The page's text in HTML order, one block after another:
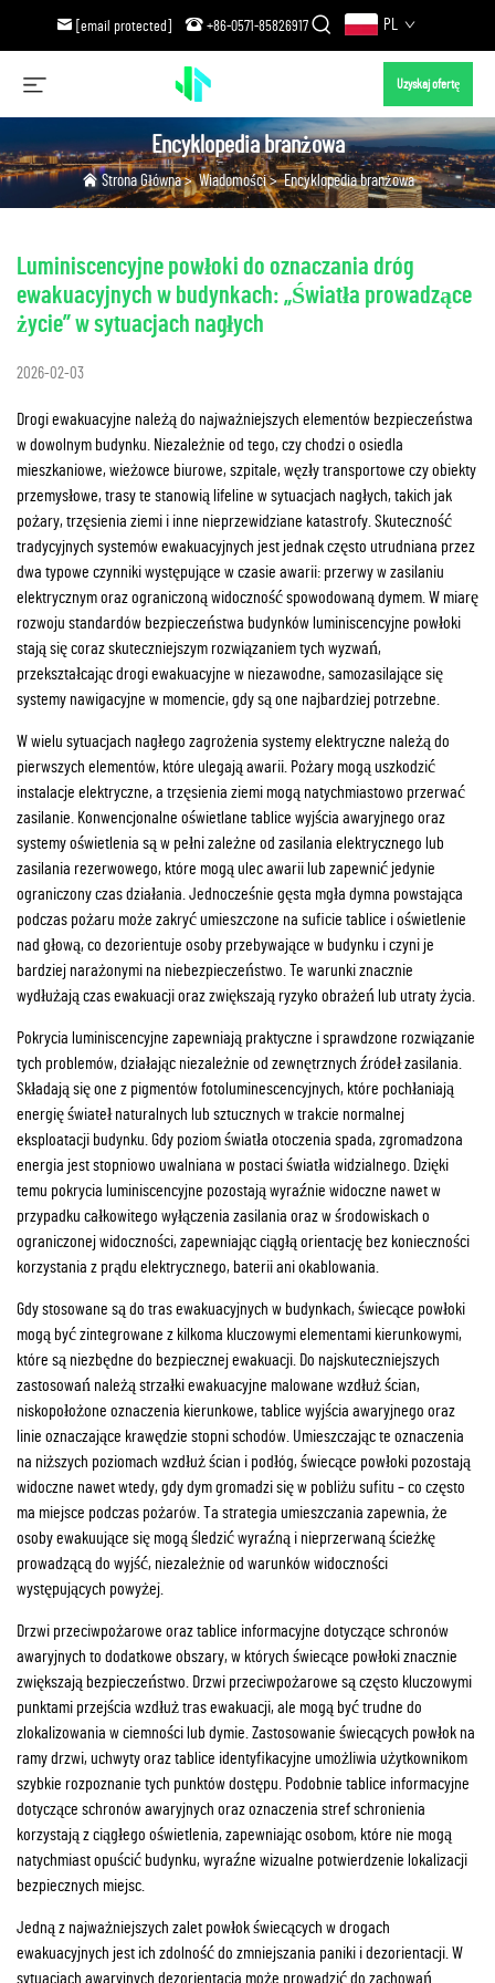
[email protected] +86-0571-85826917 PL
Uzyskaj ofertę
Encyklopedia branżowa
Strona Główna>Wiadomości>Encyklopedia branżowa
Luminiscencyjne powłoki do oznaczania dróg
ewakuacyjnych w budynkach: „Światła prowadzące
życie” w sytuacjach nagłych
2026-02-03
Drogi ewakuacyjne należą do najważniejszych elementów bezpieczeństwa
w dowolnym budynku. Niezależnie od tego, czy chodzi o osiedla
mieszkaniowe, wieżowce biurowe, szpitale, węzły transportowe czy obiekty
przemysłowe, trasy te stanowią lifeline w sytuacjach nagłych, takich jak
pożary, trzęsienia ziemi i inne nieprzewidziane katastrofy. Skuteczność
tradycyjnych systemów ewakuacyjnych jest jednak często utrudniana przez
dwa typowe czynniki występujące w czasie awarii: przerwy w zasilaniu
elektrycznym oraz ograniczoną widoczność spowodowaną dymem. W miarę
rozwoju standardów bezpieczeństwa budynków luminiscencyjne powłoki
stają się coraz skuteczniejszym rozwiązaniem tych wyzwań,
przekształcając drogi ewakuacyjne w niezawodne, samozasilające się
systemy nawigacyjne w momencie, gdy są one najbardziej potrzebne.
W wielu sytuacjach nagłego zagrożenia systemy elektryczne należą do
pierwszych elementów, które ulegają awarii. Pożary mogą uszkodzić
instalacje elektryczne, a trzęsienia ziemi mogą natychmiastowo przerwać
zasilanie. Konwencjonalne oświetlane tablice wyjścia awaryjnego oraz
systemy oświetlenia są w pełni zależne od zasilania elektrycznego lub
zasilania rezerwowego, które mogą ulec awarii lub zapewnić jedynie
ograniczony czas działania. Jednocześnie gęsta mgła dymna powstająca
podczas pożaru może zakryć umieszczone na suficie tablice i oświetlenie
nad głową, co dezorientuje osoby przebywające w budynku i czyni je
bardziej narażonymi na niebezpieczeństwo. Te warunki znacznie
wydłużają czas ewakuacji oraz zwiększają ryzyko obrażeń lub utraty życia.
Pokrycia luminiscencyjne zapewniają praktyczne i sprawdzone rozwiązanie
tych problemów, działając niezależnie od zewnętrznych źródeł zasilania.
Składają się one z pigmentów fotoluminescencyjnych, które pochłaniają
energię świateł naturalnych lub sztucznych w trakcie normalnej
eksploatacji budynku. Gdy poziom światła otoczenia spada, zgromadzona
energia jest stopniowo uwalniana w postaci światła widzialnego. Dzięki
temu pokrycia luminiscencyjne pozostają wyraźnie widoczne nawet w
przypadku całkowitego wyłączenia zasilania oraz w środowiskach o
ograniczonej widoczności, zapewniając ciągłą orientację bez konieczności
korzystania z prądu elektrycznego, baterii ani okablowania.
Gdy stosowane są do tras ewakuacyjnych w budynkach, świecące powłoki
mogą być zintegrowane z kilkoma kluczowymi elementami kierunkowymi,
które są niezbędne do bezpiecznej ewakuacji. Do najskuteczniejszych
zastosowań należą strzałki ewakuacyjne malowane wzdłuż ścian,
niskopołożone oznaczenia kierunkowe, tablice wyjścia awaryjnego oraz
linie oznaczające krawędzie stopni schodów. Umieszczając te oznaczenia
na niższych poziomach wzdłuż ścian i podłóg, świecące powłoki pozostają
widoczne nawet wtedy, gdy dym gromadzi się w pobliżu sufitu – co często
ma miejsce podczas pożarów. Ta strategia umieszczania zapewnia, że
osoby ewakuujące się mogą śledzić wyraźną i nieprzerwaną ścieżkę
prowadzącą do wyjść, niezależnie od warunków widoczności
występujących powyżej.
Drzwi przeciwpożarowe oraz tablice informacyjne dotyczące schronów
awaryjnych to dodatkowe obszary, w których świecące powłoki znacznie
zwiększają bezpieczeństwo. Drzwi przeciwpożarowe są często kluczowymi
punktami przejścia wzdłuż tras ewakuacji, ale mogą być trudne do
zlokalizowania w ciemności lub dymie. Zastosowanie świecących powłok na
ramy drzwi, uchwyty oraz tablice identyfikacyjne umożliwia użytkownikom
szybkie rozpoznanie tych punktów dostępu. Podobnie tablice informacyjne
dotyczące schronów awaryjnych oraz oznaczenia stref schronienia
korzystają z ciągłego oświetlenia, zapewniając osobom, które nie mogą
natychmiast opuścić budynku, wyraźne wizualne potwierdzenie lokalizacji
bezpiecznych miejsc.
Jedną z najważniejszych zalet powłok świecących w drogach
ewakuacyjnych jest ich zdolność do zmniejszania paniki i dezorientacji. W
sytuacjach awaryjnych dezorientacja może prowadzić do zachowań